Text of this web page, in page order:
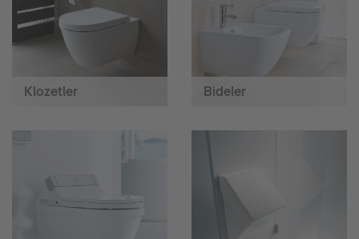
Klozetler Bideler